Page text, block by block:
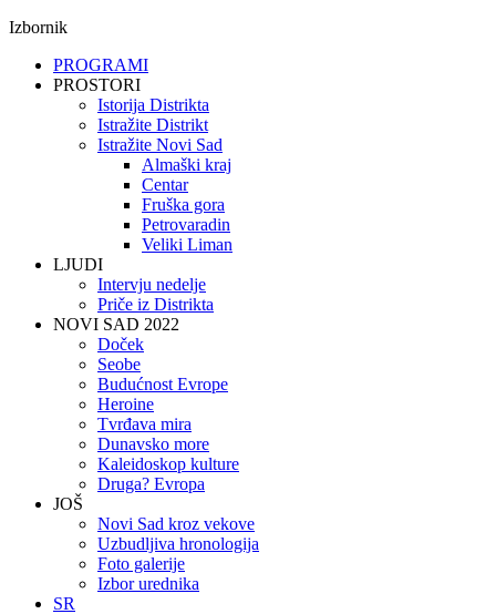
Izbornik
PROGRAMI
PROSTORI
Istorija Distrikta
Istražite Distrikt
Istražite Novi Sad
Almaški kraj
Centar
Fruška gora
Petrovaradin
Veliki Liman
LJUDI
Intervju nedelje
Priče iz Distrikta
NOVI SAD 2022
Doček
Seobe
Budućnost Evrope
Heroine
Tvrđava mira
Dunavsko more
Kaleidoskop kulture
Druga? Evropa
JOŠ
Novi Sad kroz vekove
Uzbudljiva hronologija
Foto galerije
Izbor urednika
SR